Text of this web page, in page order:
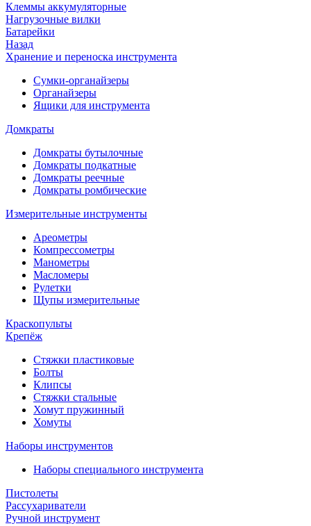
Клеммы аккумуляторные
Нагрузочные вилки
Батарейки
Назад
Хранение и переноска инструмента
Сумки-органайзеры
Органайзеры
Ящики для инструмента
Домкраты
Домкраты бутылочные
Домкраты подкатные
Домкраты реечные
Домкраты ромбические
Измерительные инструменты
Ареометры
Компрессометры
Манометры
Масломеры
Рулетки
Щупы измерительные
Краскопульты
Крепёж
Стяжки пластиковые
Болты
Клипсы
Стяжки стальные
Хомут пружинный
Хомуты
Наборы инструментов
Наборы специального инструмента
Пистолеты
Рассухариватели
Ручной инструмент